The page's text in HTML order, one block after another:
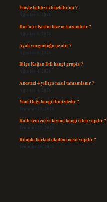
Enişte baldız evlenebilir mi ?
Ağustos 6, 2026
Kur’an-ı Kerim bize ne kazandırır ?
Ağustos 6, 2026
Ayak yorgunluğu ne alır ?
Ağustos 5, 2026
Bilge Kağan Etil hangi grupta ?
Ağustos 4, 2026
Anestezi 4 yıllığa nasıl tamamlanır ?
Ağustos 4, 2026
Yunt Dağı hangi ilimizdedir ?
Temmuz 29, 2026
Köfte için en iyi kıyma hangi etten yapılır ?
Temmuz 27, 2026
Kitapta barkod okutma nasıl yapılır ?
Temmuz 25, 2026